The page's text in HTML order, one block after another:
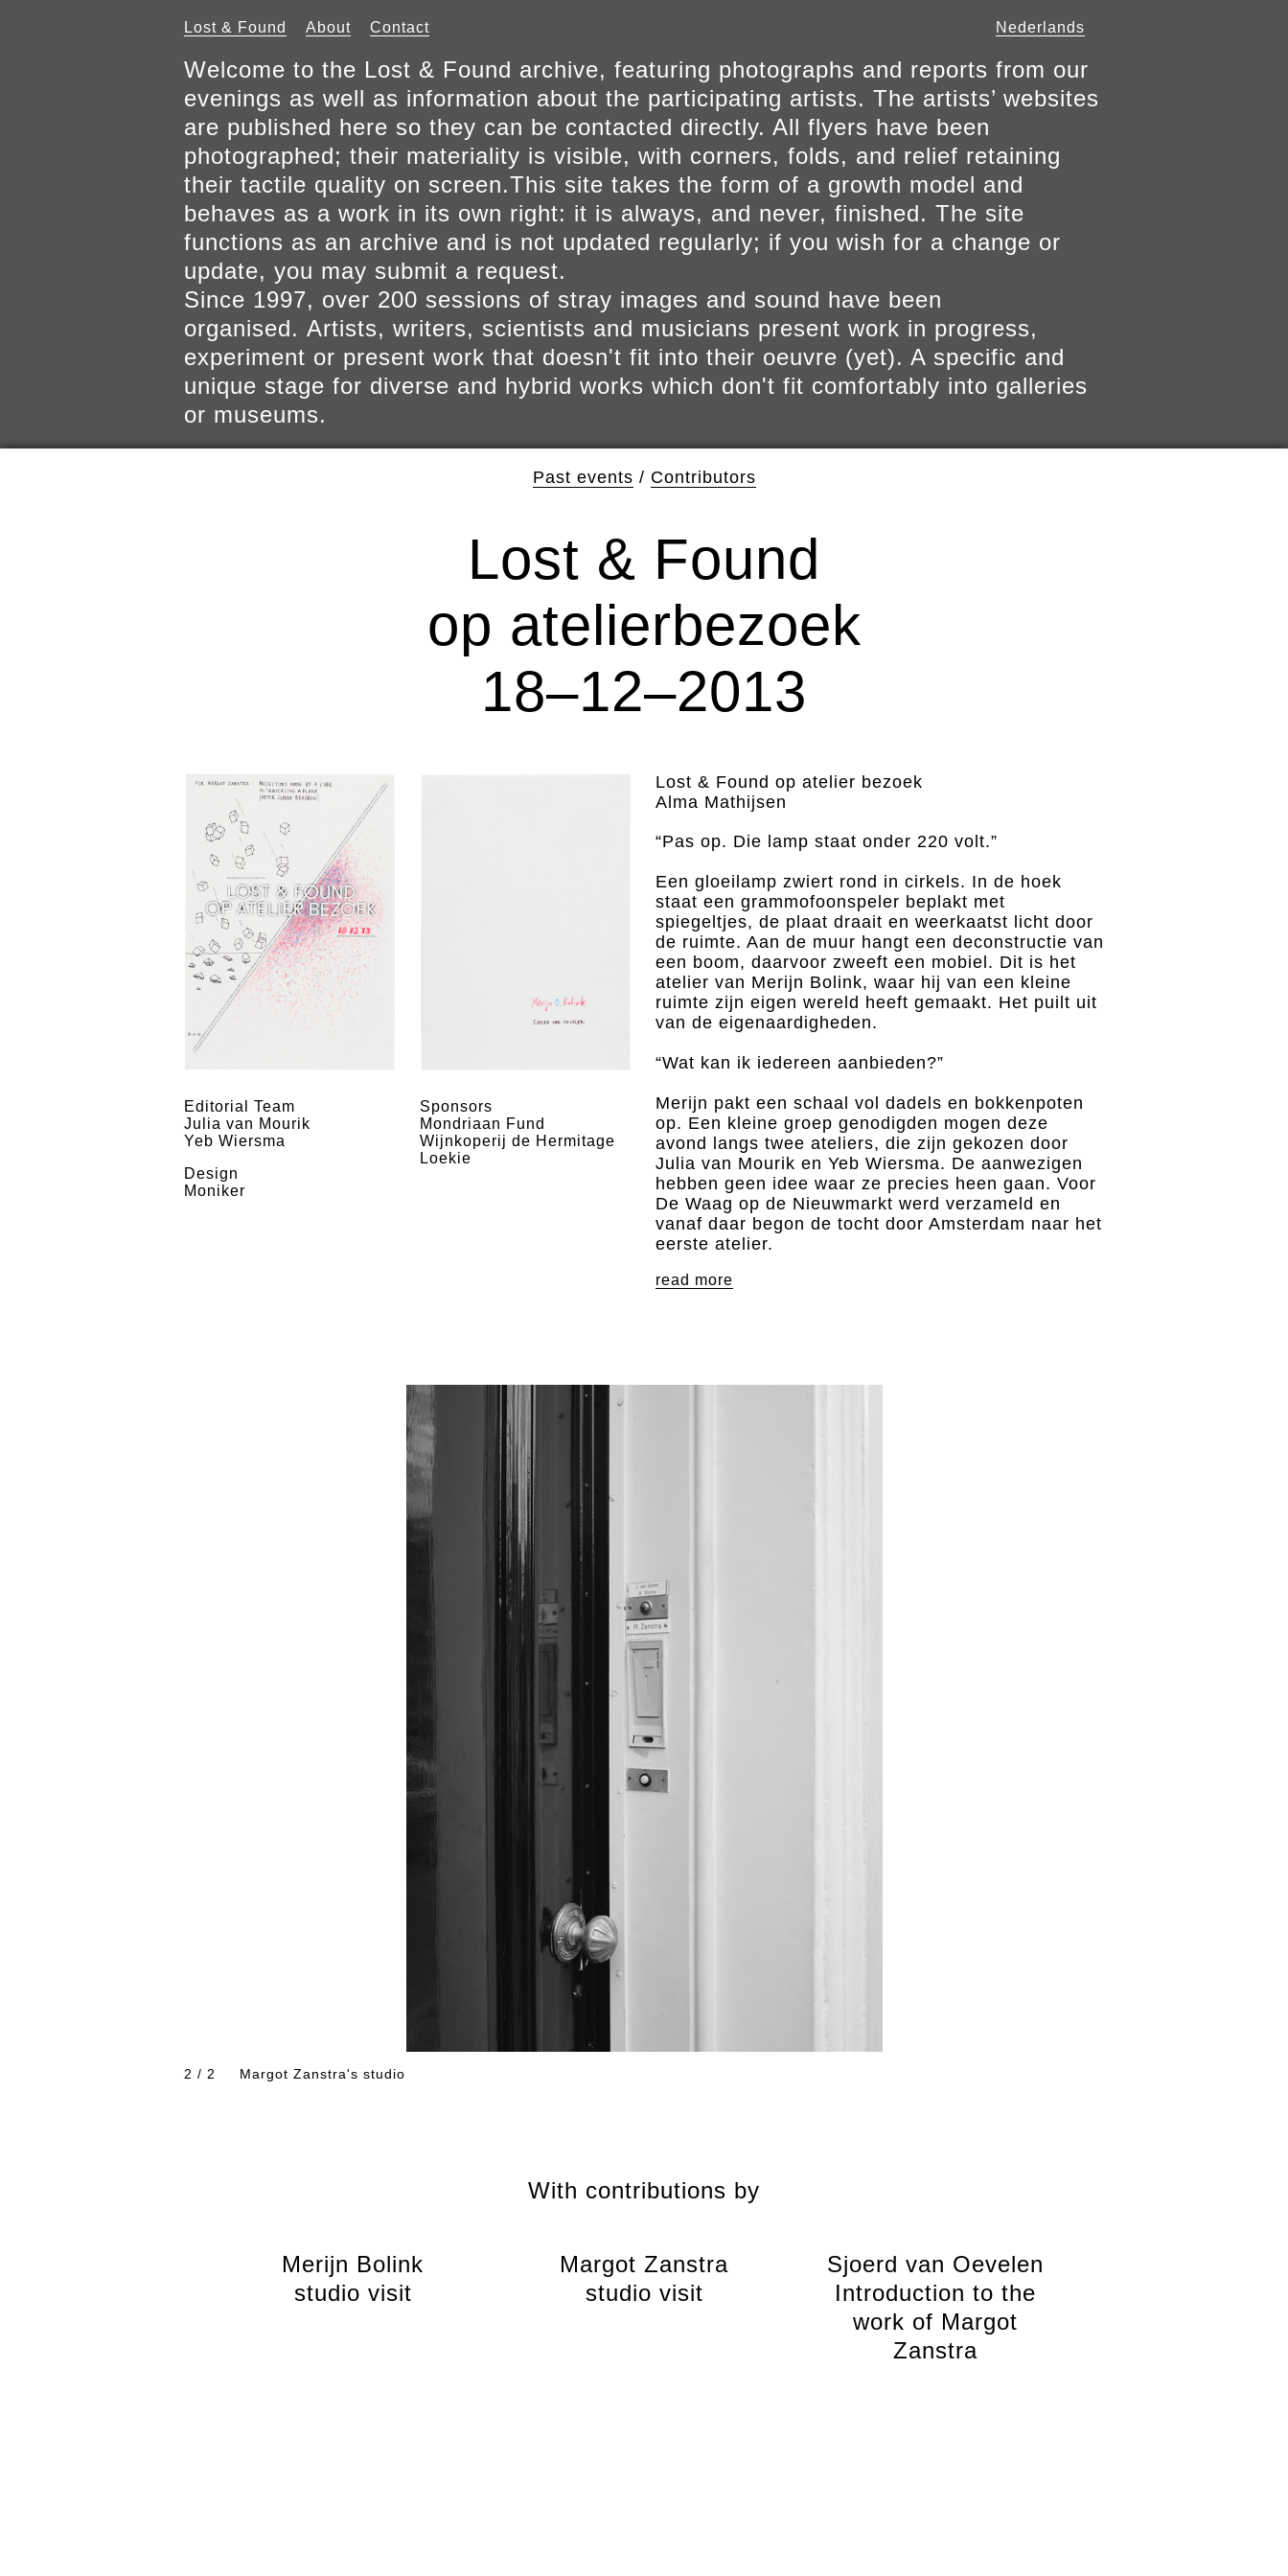
Lost & Found About Contact Nederlands
Welcome to the Lost & Found archive, featuring photographs and reports from our
evenings as well as information about the participating artists. The artists’ websites
are published here so they can be contacted directly. All flyers have been
photographed; their materiality is visible, with corners, folds, and relief retaining
their tactile quality on screen.This site takes the form of a growth model and
behaves as a work in its own right: it is always, and never, finished. The site
functions as an archive and is not updated regularly; if you wish for a change or
update, you may submit a request.
Since 1997, over 200 sessions of stray images and sound have been
organised. Artists, writers, scientists and musicians present work in progress,
experiment or present work that doesn't fit into their oeuvre (yet). A specific and
unique stage for diverse and hybrid works which don't fit comfortably into galleries
or museums.
Past events / Contributors
Lost & Found
op atelierbezoek
18–12–2013
Editorial Team
Julia van Mourik
Yeb Wiersma
Design
Moniker
Sponsors
Mondriaan Fund
Wijnkoperij de Hermitage
Loekie
Lost & Found op atelier bezoek
Alma Mathijsen
“Pas op. Die lamp staat onder 220 volt.”
Een gloeilamp zwiert rond in cirkels. In de hoek
staat een grammofoonspeler beplakt met
spiegeltjes, de plaat draait en weerkaatst licht door
de ruimte. Aan de muur hangt een deconstructie van
een boom, daarvoor zweeft een mobiel. Dit is het
atelier van Merijn Bolink, waar hij van een kleine
ruimte zijn eigen wereld heeft gemaakt. Het puilt uit
van de eigenaardigheden.
“Wat kan ik iedereen aanbieden?”
Merijn pakt een schaal vol dadels en bokkenpoten
op. Een kleine groep genodigden mogen deze
avond langs twee ateliers, die zijn gekozen door
Julia van Mourik en Yeb Wiersma. De aanwezigen
hebben geen idee waar ze precies heen gaan. Voor
De Waag op de Nieuwmarkt werd verzameld en
vanaf daar begon de tocht door Amsterdam naar het
eerste atelier.
read more
1 / 2 Merijn Bolink's studio
With contributions by
Merijn Bolink
studio visit
Margot Zanstra
studio visit
Sjoerd van Oevelen
Introduction to the
work of Margot
Zanstra